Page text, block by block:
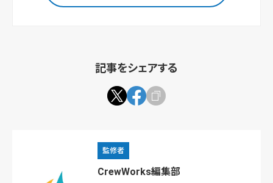
記事をシェアする
監修者
CrewWorks編集部